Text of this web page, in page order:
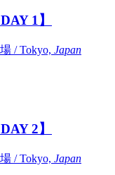
1】
/ Tokyo, Japan
2】
/ Tokyo, Japan